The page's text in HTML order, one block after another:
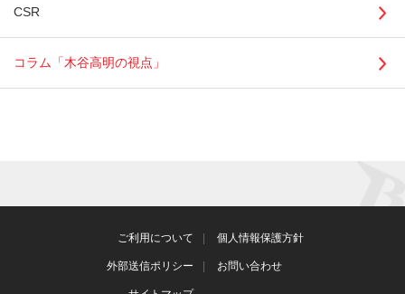
CSR
コラム「木谷高明の視点」
ご利用について 個人情報保護方針
外部送信ポリシー お問い合わせ